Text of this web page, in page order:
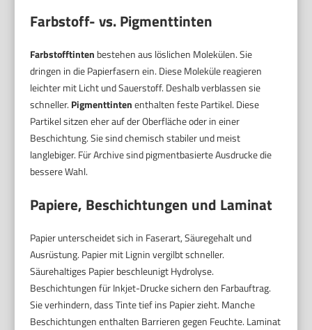
Farbstoff- vs. Pigmenttinten
Farbstofftinten bestehen aus löslichen Molekülen. Sie
dringen in die Papierfasern ein. Diese Moleküle reagieren
leichter mit Licht und Sauerstoff. Deshalb verblassen sie
schneller. Pigmenttintenenthalten feste Partikel. Diese
Partikel sitzen eher auf der Oberfläche oder in einer
Beschichtung. Sie sind chemisch stabiler und meist
langlebiger. Für Archive sind pigmentbasierte Ausdrucke die
bessere Wahl.
Papiere, Beschichtungen und Laminat
Papier unterscheidet sich in Faserart, Säuregehalt und
Ausrüstung. Papier mit Lignin vergilbt schneller.
Säurehaltiges Papier beschleunigt Hydrolyse.
Beschichtungen für Inkjet-Drucke sichern den Farbauftrag.
Sie verhindern, dass Tinte tief ins Papier zieht. Manche
Beschichtungen enthalten Barrieren gegen Feuchte. Laminat